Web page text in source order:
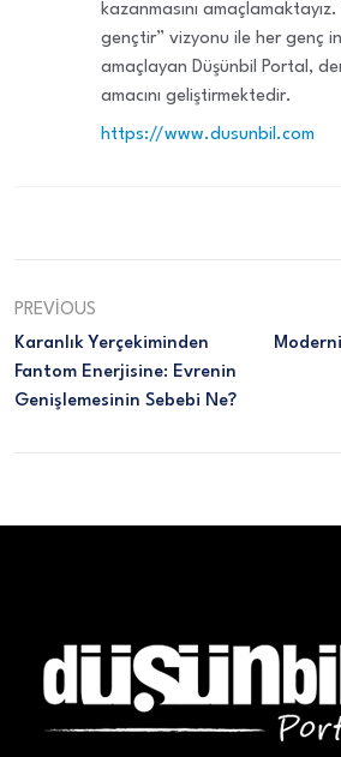
kazanmasını
gençtir” vizyonu ile her genç
amaçlayan Düşünbil Portal,
amacını geliştirmektedir.
https://www.dusunbil.com
PREVIOUS
Karanlık Yerçekiminden
Fantom Enerjisine: Evrenin
Genişlemesinin Sebebi Ne?